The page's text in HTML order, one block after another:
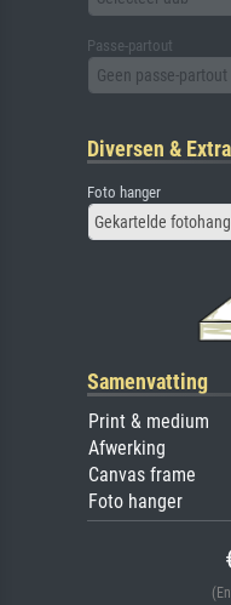
Passe-partout
Geen passe-partout
Diversen &
Foto hanger
Gekartelde
Samenvatting
Print & medium
Afwerking
Canvas frame
Foto hanger